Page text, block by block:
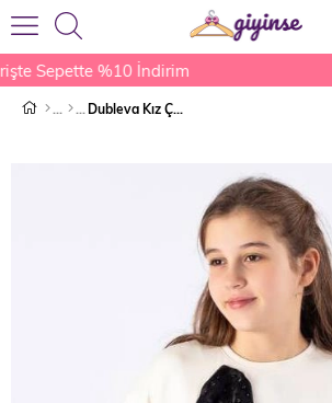
Sepette %10 İndirim
Dubleva Kız Çocuk Bluz Taş